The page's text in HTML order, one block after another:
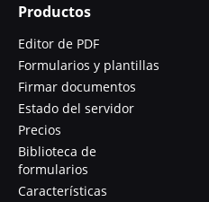
Productos
Editor de PDF
Formularios y plantillas
Firmar documentos
Estado del servidor
Precios
Biblioteca de
formularios
Características